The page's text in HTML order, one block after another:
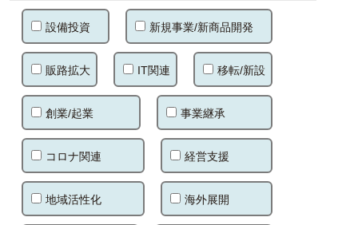
設備投資 新規事業/新商品開発
販路拡大 IT関連 移転/新設
創業/起業 事業継承
コロナ関連 経営支援
地域活性化 海外展開